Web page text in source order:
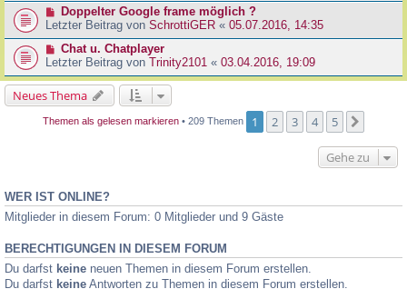
Doppelter Google frame möglich ?
Letzter Beitrag von SchrottiGER « 05.07.2016, 14:35
Chat u. Chatplayer
Letzter Beitrag von Trinity2101 « 03.04.2016, 19:09
Neues Thema
Themen als gelesen markieren • 209 Themen 1 2 3 4 5
Gehe zu
WER IST ONLINE?
Mitglieder in diesem Forum: 0 Mitglieder und 9 Gäste
BERECHTIGUNGEN IN DIESEM FORUM
Du darfst keine neuen Themen in diesem Forum erstellen.
Du darfst keine Antworten zu Themen in diesem Forum erstellen.